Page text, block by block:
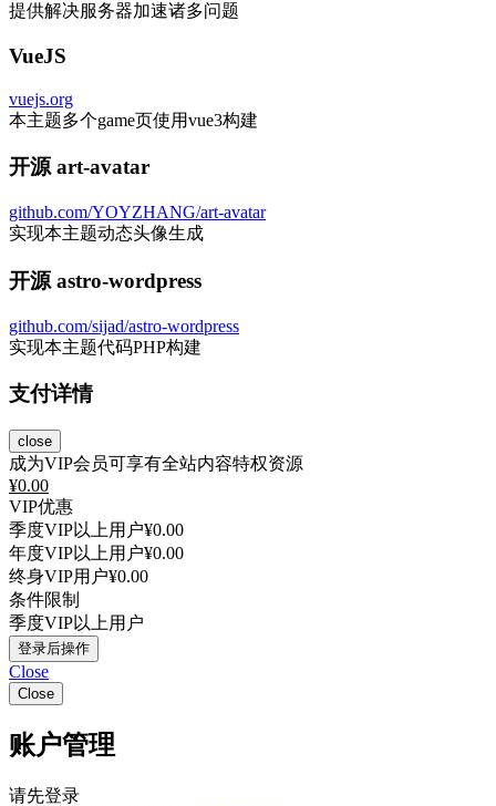
提供解决服务器加速诸多问题
VueJS
vuejs.org
本主题多个game页使用vue3构建
开源 art-avatar
github.com/YOYZHANG/art-avatar
实现本主题动态头像生成
开源 astro-wordpress
github.com/sijad/astro-wordpress
实现本主题代码PHP构建
支付详情
close
成为VIP会员可享有全站内容特权资源
¥0.00
VIP优惠
季度VIP以上用户¥0.00
年度VIP以上用户¥0.00
终身VIP用户¥0.00
条件限制
季度VIP以上用户
登录后操作
Close
Close
账户管理
请先登录